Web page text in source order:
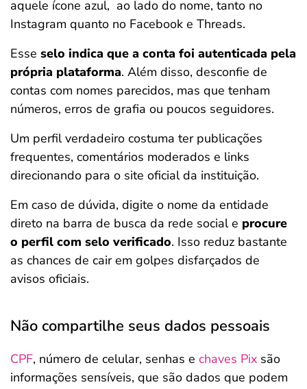
aquele ícone azul, ao lado do nome, tanto no
Instagram quanto no Facebook e Threads.
Esse selo indica que a conta foi autenticada pela
própria plataforma. Além disso, desconfie de
contas com nomes parecidos, mas que tenham
números, erros de grafia ou poucos seguidores.
Um perfil verdadeiro costuma ter publicações
frequentes, comentários moderados e links
direcionando para o site oficial da instituição.
Em caso de dúvida, digite o nome da entidade
direto na barra de busca da rede social e procure
o perfil com selo verificado. Isso reduz bastante
as chances de cair em golpes disfarçados de
avisos oficiais.
Não compartilhe seus dados pessoais
CPF, número de celular, senhas e chaves Pix são
informações sensíveis, que são dados que podem